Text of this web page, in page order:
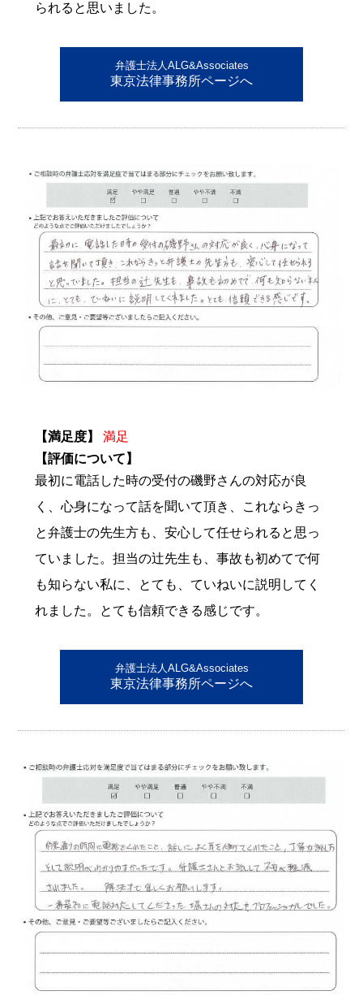
られると思いました。
弁護士法人ALG&Associates
東京法律事務所ページへ
【満足度】
満足
【評価について】
最初に電話した時の受付の磯野さんの対応が良
く、心身になって話を聞いて頂き、これならきっ
と弁護士の先生方も、安心して任せられると思っ
ていました。担当の辻先生も、事故も初めてで何
も知らない私に、とても、ていねいに説明してく
れました。とても信頼できる感じです。
弁護士法人ALG&Associates
東京法律事務所ページへ